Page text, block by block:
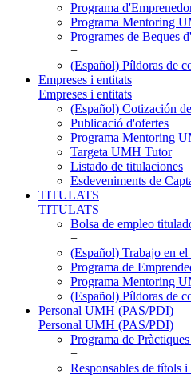
Programa
Programa Mentoring
Programes de Beques
+
(Español) Píldoras de
Empreses i entitats
Empreses i entitats
(Español) Cotización
Publicació d'ofertes
Programa Mentoring
Targeta UMH Tutor
Listado de titulaciones
Esdeveniments de
TITULATS
TITULATS
Bolsa de empleo
+
(Español) Trabajo en
Programa de
Programa Mentoring
(Español) Píldoras de
Personal UMH (PAS/PDI)
Personal UMH (PAS/PDI)
Programa de
+
Responsables de títols